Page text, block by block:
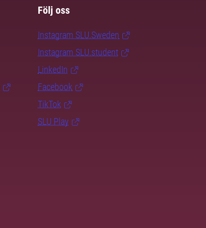
Följ oss
Instagram SLU.Sweden
Instagram SLU.student
LinkedIn
Facebook
TikTok
SLU Play